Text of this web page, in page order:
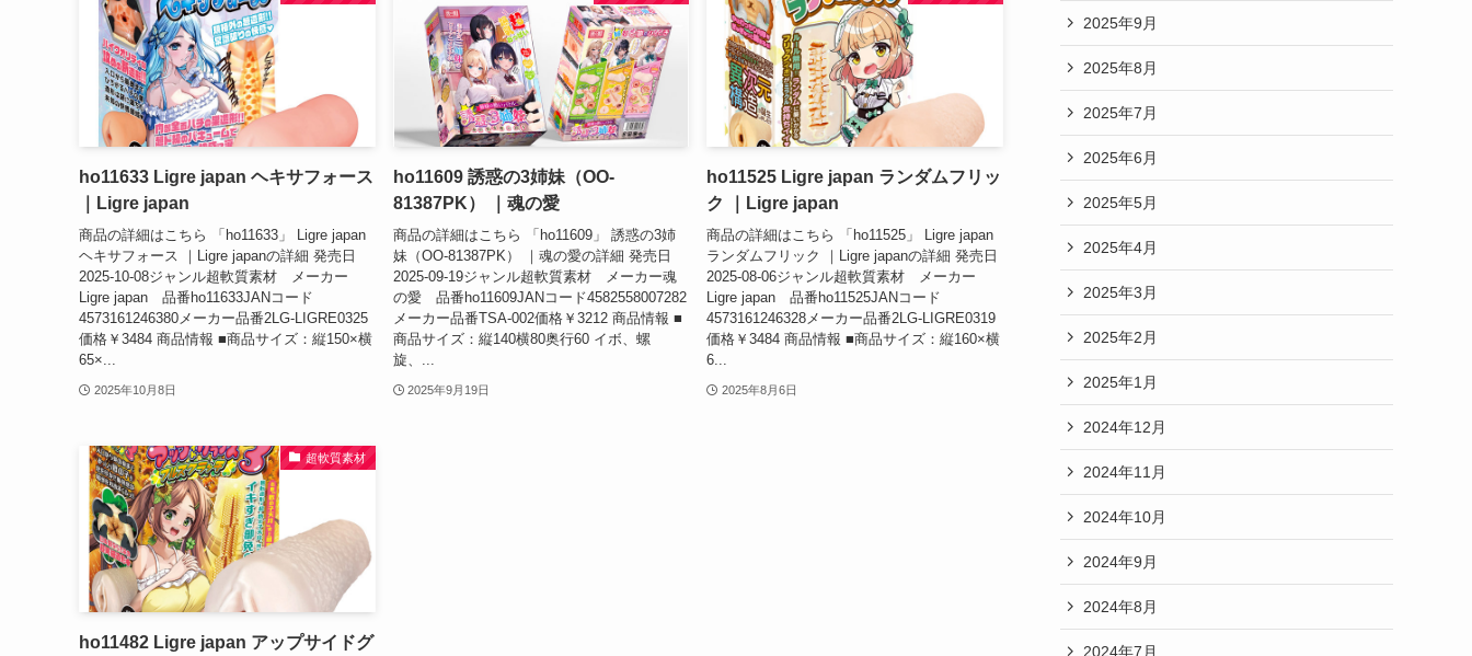
ho11633 Ligre japan ヘキサフォース
｜Ligre japan
商品の詳細はこちら 「ho11633」 Ligre japan
ヘキサフォース ｜Ligre japanの詳細 発売日
2025-10-08ジャンル超軟質素材 メーカー
Ligre japan 品番ho11633JANコード
4573161246380メーカー品番2LG-LIGRE0325
価格￥3484 商品情報 ■商品サイズ：縦150×横
65×...
2025年10月8日
ho11609 誘惑の3姉妹（OO-
81387PK） ｜魂の愛
商品の詳細はこちら 「ho11609」 誘惑の3姉
妹（OO-81387PK） ｜魂の愛の詳細 発売日
2025-09-19ジャンル超軟質素材 メーカー魂
の愛 品番ho11609JANコード4582558007282
メーカー品番TSA-002価格￥3212 商品情報 ■
商品サイズ：縦140横80奥行60 イボ、螺
旋、...
2025年9月19日
ho11525 Ligre japan ランダムフリッ
ク ｜Ligre japan
商品の詳細はこちら 「ho11525」 Ligre japan
ランダムフリック ｜Ligre japanの詳細 発売日
2025-08-06ジャンル超軟質素材 メーカー
Ligre japan 品番ho11525JANコード
4573161246328メーカー品番2LG-LIGRE0319
価格￥3484 商品情報 ■商品サイズ：縦160×横
6...
2025年8月6日
超軟質素材
ho11482 Ligre japan アップサイドグ
2025年9月
2025年8月
2025年7月
2025年6月
2025年5月
2025年4月
2025年3月
2025年2月
2025年1月
2024年12月
2024年11月
2024年10月
2024年9月
2024年8月
2024年7月